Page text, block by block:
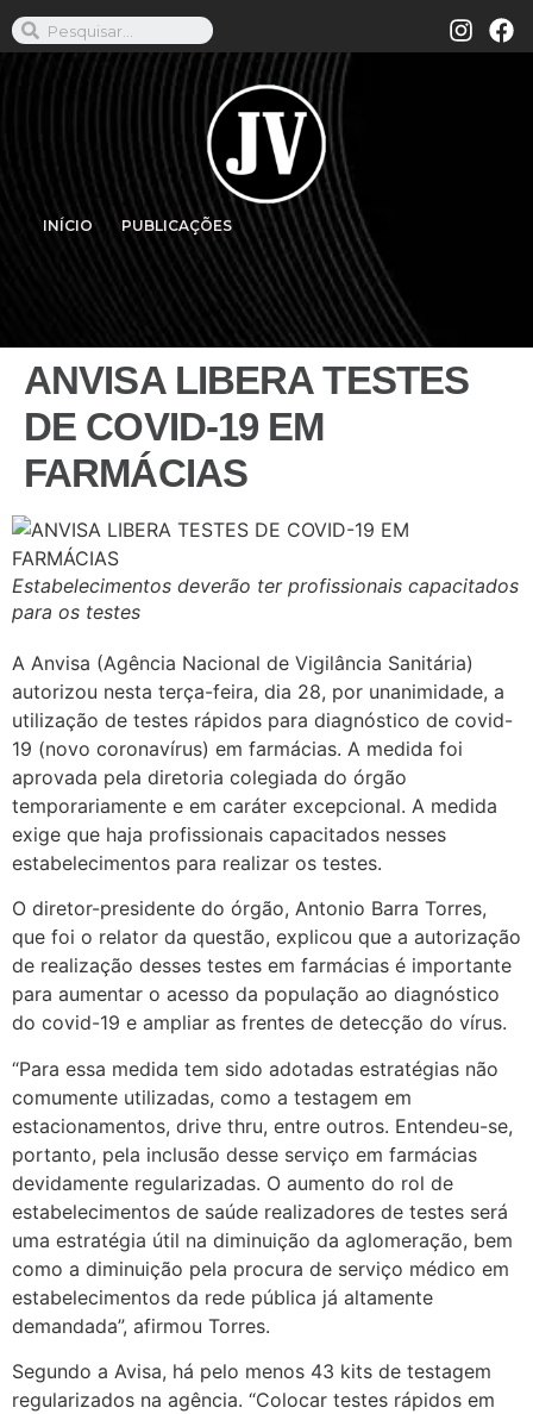
INÍCIO PUBLICAÇÕES
ANVISA LIBERA TESTES
DE COVID-19 EM
FARMÁCIAS
Estabelecimentos deverão ter profissionais capacitados
para os testes
A Anvisa (Agência Nacional de Vigilância Sanitária)
autorizou nesta terça-feira, dia 28, por unanimidade, a
utilização de testes rápidos para diagnóstico de covid-
19 (novo coronavírus) em farmácias. A medida foi
aprovada pela diretoria colegiada do órgão
temporariamente e em caráter excepcional. A medida
exige que haja profissionais capacitados nesses
estabelecimentos para realizar os testes.
O diretor-presidente do órgão, Antonio Barra Torres,
que foi o relator da questão, explicou que a autorização
de realização desses testes em farmácias é importante
para aumentar o acesso da população ao diagnóstico
do covid-19 e ampliar as frentes de detecção do vírus.
“Para essa medida tem sido adotadas estratégias não
comumente utilizadas, como a testagem em
estacionamentos, drive thru, entre outros. Entendeu-se,
portanto, pela inclusão desse serviço em farmácias
devidamente regularizadas. O aumento do rol de
estabelecimentos de saúde realizadores de testes será
uma estratégia útil na diminuição da aglomeração, bem
como a diminuição pela procura de serviço médico em
estabelecimentos da rede pública já altamente
demandada”, afirmou Torres.
Segundo a Avisa, há pelo menos 43 kits de testagem
regularizados na agência. “Colocar testes rápidos em